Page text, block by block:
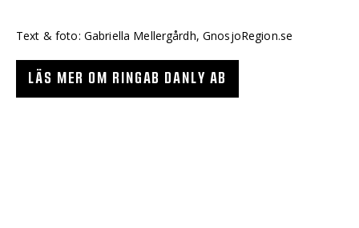
Text & foto: Gabriella Mellergårdh, GnosjoRegion.se
LÄS MER OM RINGAB DANLY AB